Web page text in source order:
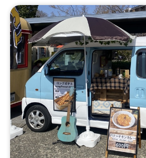
りマンゴー、いちご氷、かき氷、から
あげ丼、とろとろ杏仁豆腐、台湾から
ルーロー飯、トロトロ豚バラ軟骨角煮
ライス、鶏皮せんべい、MAXポテト、